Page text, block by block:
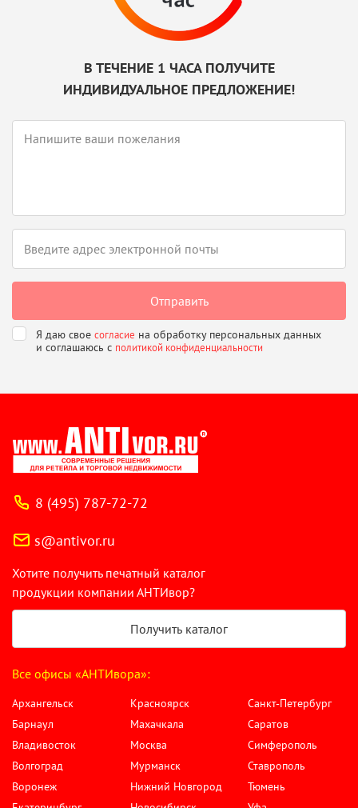
В ТЕЧЕНИЕ 1 ЧАСА ПОЛУЧИТЕ
ИНДИВИДУАЛЬНОЕ ПРЕДЛОЖЕНИЕ!
Я даю свое согласие на обработку персональных данных
и соглашаюсь с политикой конфиденциальности
8 (495) 787-72-72
s@antivor.ru
Хотите получить печатный каталог
продукции компании АНТИвор?
Получить каталог
Все офисы «АНТИвора»:
Архангельск
Барнаул
Владивосток
Волгоград
Воронеж
Красноярск
Махачкала
Москва
Мурманск
Нижний Новгород
Санкт-Петербург
Саратов
Симферополь
Ставрополь
Тюмень